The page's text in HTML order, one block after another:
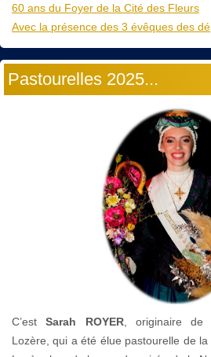
60 ans du Foyer de la Cité des Fleurs
Avec la présence des 3 évêques des
Pastourelles 2025...
C’estSarah ROYER, originaire de
Lozère, qui a été élue pastourelle de